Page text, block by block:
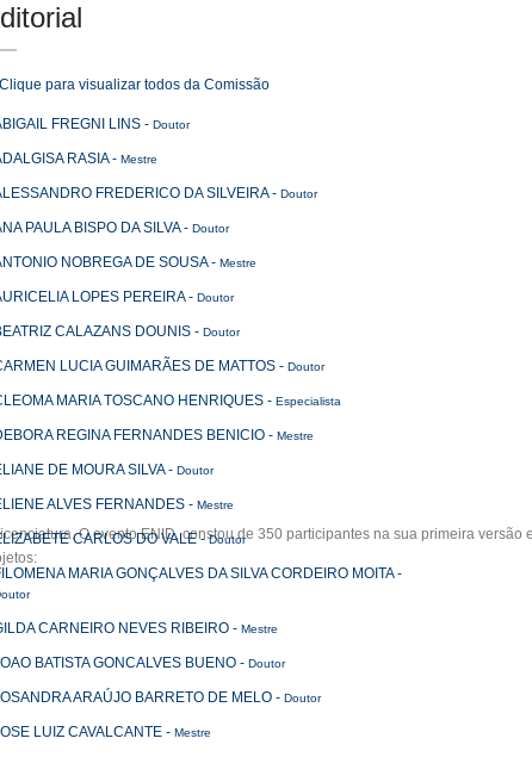
O evento ENID, constou de 350 participantes na sua primeira
Clique para visualizar todos da Comissão
FREGNI LINS - Doutor
RASIA- Mestre
FREDERICO DA SILVEIRA- Doutor
PAULA BISPO DA SILVA- Doutor
NOBREGA DE SOUSA- Mestre
LOPES PEREIRA- Doutor
CALAZANS DOUNIS - Doutor
LUCIA GUIMARÃES DE MATTOS - Doutor
MARIA TOSCANO HENRIQUES - Especialista
REGINA FERNANDES BENICIO - Mestre
DE MOURA SILVA- Doutor
ALVES FERNANDES - Mestre
CARLOS DO VALE-Doutor
MARIA GONÇALVES DA SILVA CORDEIRO MOITA-
CARNEIRO NEVES RIBEIRO - Mestre
BATISTA GONCALVES BUENO - Doutor
ARAÚJO BARRETO DE MELO - Doutor
LUIZ CAVALCANTE - Mestre